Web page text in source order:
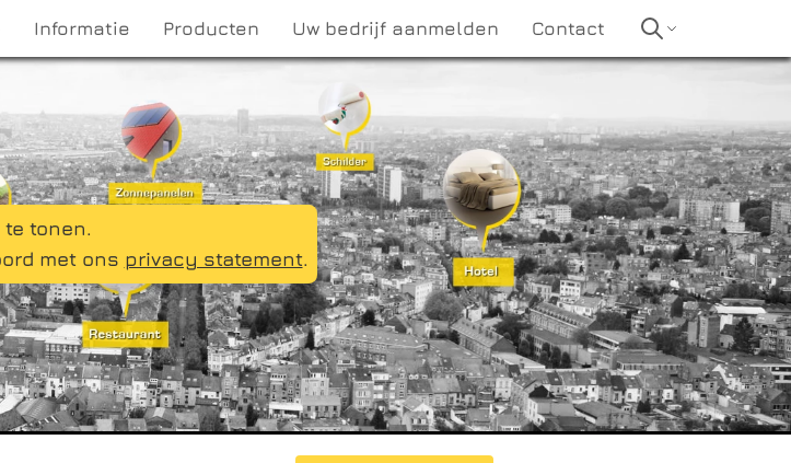
Informatie Producten Uw bedrijf aanmelden Contact
te tonen.
met ons privacy statement.